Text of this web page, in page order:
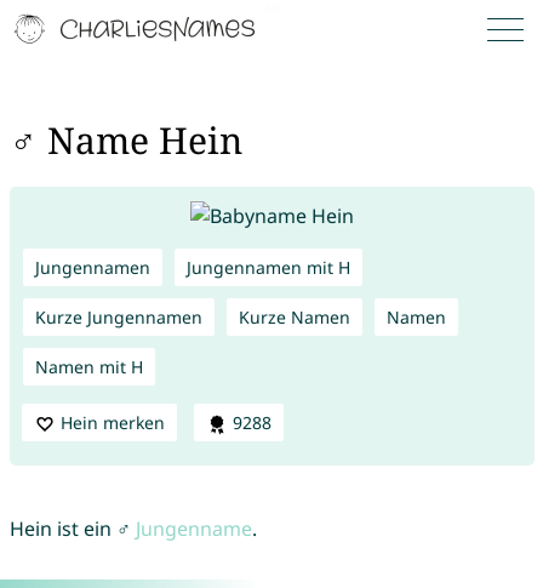
♂ Name Hein
Jungennamen Jungennamen mit H
Kurze Jungennamen Kurze Namen Namen
Namen mit H
Hein merken 9288
Hein ist ein ♂ Jungenname.